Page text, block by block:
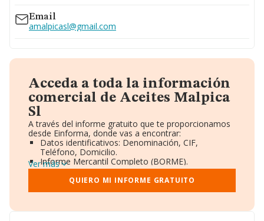
Email
amalpicasl@gmail.com
Acceda a toda la información
comercial de Aceites Malpica
Sl
A través del informe gratuito que te proporcionamos
desde Einforma, donde vas a encontrar:
Datos identificativos: Denominación, CIF,
Teléfono, Domicilio.
Informe Mercantil Completo (BORME).
Gráficos de Evolución Ventas y Empleados.
Consejo de Administración y Administradores.
Directivos y Ejecutivos.
Ver más
QUIERO MI INFORME GRATUITO